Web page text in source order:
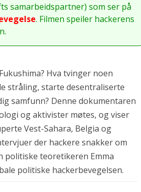
samarbeidspartner) som ser på
. Filmen speiler hackerens
Hva tvinger noen
stråling, starte desentraliserte
samfunn? Denne dokumentaren
og aktivister møtes, og viser
Vest-Sahara, Belgia og
der hackere snakker om
politiske teoretikeren Emma
politiske hackerbevegelsen.